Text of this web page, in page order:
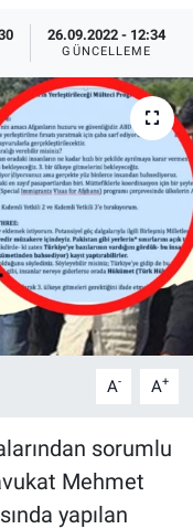
26.09.2022 - 12:34
GÜNCELLEME
A- A+
sorumlu
Mehmet
yapılan